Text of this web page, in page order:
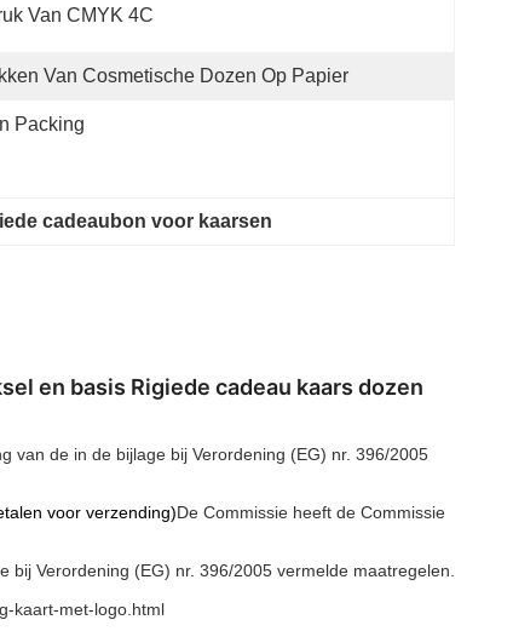
Van CMYK 4C
Van Cosmetische Dozen Op Papier
Packing
cadeaubon voor kaarsen
en basis Rigiede cadeau kaars dozen
van de in de bijlage bij Verordening (EG) nr. 396/2005
voor verzending)De Commissie heeft de Commissie
Verordening (EG) nr. 396/2005 vermelde maatregelen.
kaart-met-logo.html